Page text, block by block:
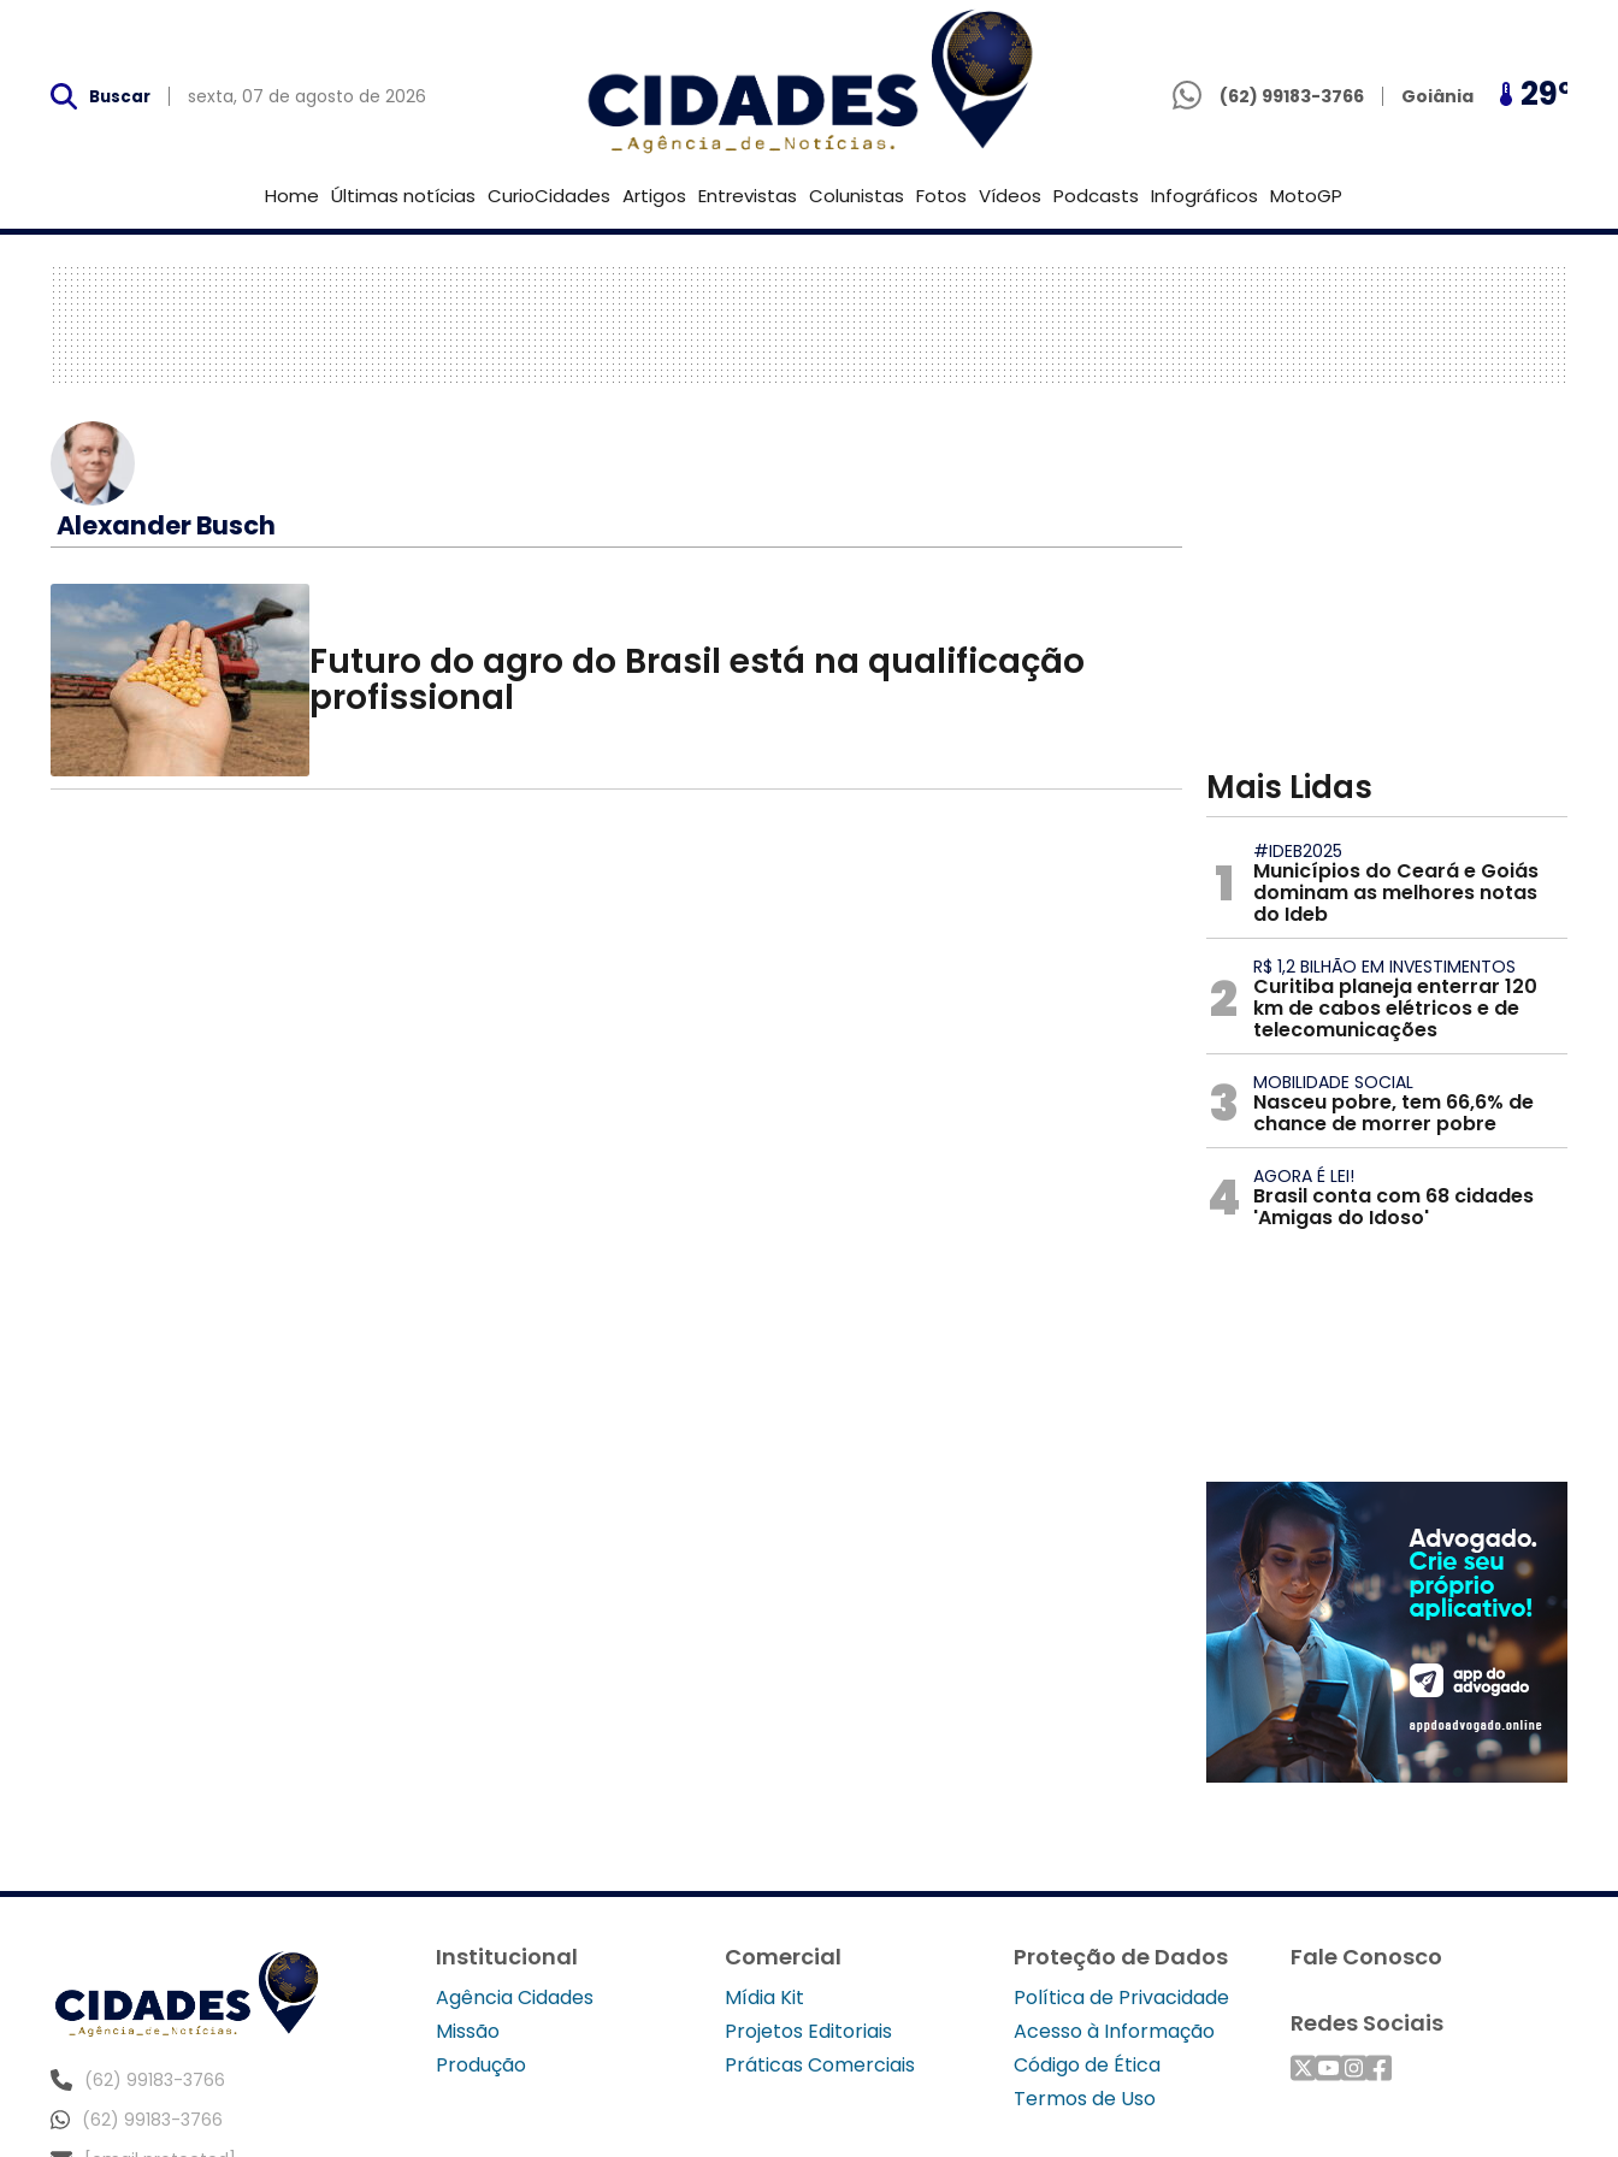
Buscar sexta, 07 de agosto de 2026 (62) 99183-3766
Goiânia Brasília 25º Goiânia 29º
Home Últimas notícias CurioCidades Artigos Entrevistas Colunistas Fotos Vídeos Podcasts Infográficos MotoGP
Alexander Busch
Futuro do agro do Brasil está na qualificação
profissional
Mais Lidas
1 #IDEB2025
Municípios do Ceará e Goiás
dominam as melhores notas
do Ideb
2 R$ 1,2 BILHÃO EM INVESTIMENTOS
Curitiba planeja enterrar 120
km de cabos elétricos e de
telecomunicações
3 MOBILIDADE SOCIAL
Nasceu pobre, tem 66,6% de
chance de morrer pobre
4 AGORA É LEI!
Brasil conta com 68 cidades
'Amigas do Idoso'
(62) 99183-3766
(62) 99183-3766
Institucional
Agência Cidades
Missão
Produção
Comercial
Mídia Kit
Projetos Editoriais
Práticas Comerciais
Proteção de Dados
Política de Privacidade
Acesso à Informação
Código de Ética
Termos de Uso
Fale Conosco
Redes Sociais